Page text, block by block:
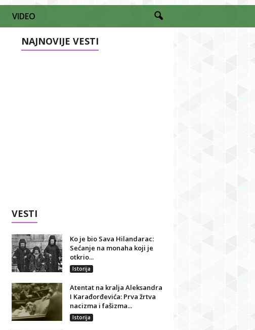
VIDEO
NAJNOVIJE VESTI
VESTI
Ko je bio Sava Hilandarac:
Sećanje na monaha koji je
otkrio...
Istorija
Atentat na kralja Aleksandra
I Karađorđevića: Prva žrtva
nacizma i fašizma...
Istorija